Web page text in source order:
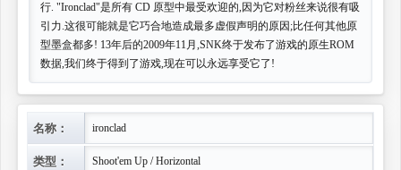
行. "Ironclad"是所有 CD 原型中最受欢迎的,因为它对粉丝来说很有吸
引力.这很可能就是它巧合地造成最多虚假声明的原因;比任何其他原
型墨盒都多! 13年后的2009年11月,SNK终于发布了游戏的原生ROM
数据,我们终于得到了游戏,现在可以永远享受它了!
名称： ironclad
类型： Shoot'em Up / Horizontal